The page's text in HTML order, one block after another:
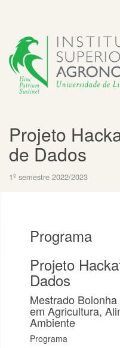
Projeto
de Dados
1º semestre 2022/2023
Programa
Projeto
Dados
Mestrado
em Agricultura,
Ambiente
Programa